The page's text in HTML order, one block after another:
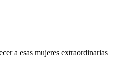
a esas mujeres extraordinarias